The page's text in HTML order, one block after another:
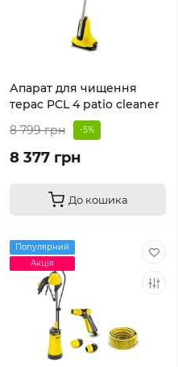
Апарат для чищення
терас PCL 4 patio cleaner
8 799 грн
-5%
8 377 грн
До кошика
Популярний
Акція